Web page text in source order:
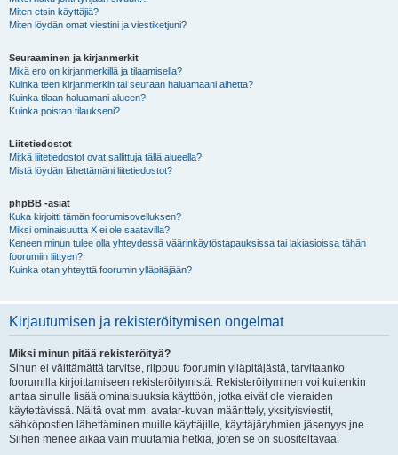
Miten etsin käyttäjiä?
Miten löydän omat viestini ja viestiketjuni?
Seuraaminen ja kirjanmerkit
Mikä ero on kirjanmerkillä ja tilaamisella?
Kuinka teen kirjanmerkin tai seuraan haluamaani aihetta?
Kuinka tilaan haluamani alueen?
Kuinka poistan tilaukseni?
Liitetiedostot
Mitkä liitetiedostot ovat sallittuja tällä alueella?
Mistä löydän lähettämäni liitetiedostot?
phpBB -asiat
Kuka kirjoitti tämän foorumisovelluksen?
Miksi ominaisuutta X ei ole saatavilla?
Keneen minun tulee olla yhteydessä väärinkäytöstapauksissa tai lakiasioissa tähän
foorumiin liittyen?
Kuinka otan yhteyttä foorumin ylläpitäjään?
Kirjautumisen ja rekisteröitymisen ongelmat
Miksi minun pitää rekisteröityä?
Sinun ei välttämättä tarvitse, riippuu foorumin ylläpitäjästä, tarvitaanko
foorumilla kirjoittamiseen rekisteröitymistä. Rekisteröityminen voi kuitenkin
antaa sinulle lisää ominaisuuksia käyttöön, jotka eivät ole vieraiden
käytettävissä. Näitä ovat mm. avatar-kuvan määrittely, yksityisviestit,
sähköpostien lähettäminen muille käyttäjille, käyttäjäryhmien jäsenyys jne.
Siihen menee aikaa vain muutamia hetkiä, joten se on suositeltavaa.